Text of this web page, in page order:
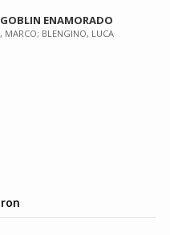
ENAMORADO
MARCO; BLENGINO, LUCA